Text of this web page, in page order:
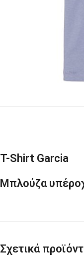
T-Shirt Garcia
Μπλούζα
Σχετικά